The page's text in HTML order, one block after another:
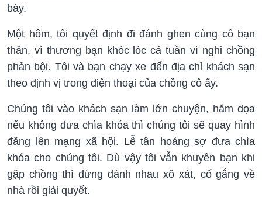
bày.
Một hôm, tôi quyết định đi đánh ghen cùng cô bạn
thân, vì thương bạn khóc lóc cả tuần vì nghi chồng
phản bội. Tôi và bạn chạy xe đến địa chỉ khách sạn
theo định vị trong điện thoại của chồng cô ấy.
Chúng tôi vào khách sạn làm lớn chuyện, hăm dọa
nếu không đưa chìa khóa thì chúng tôi sẽ quay hình
đăng lên mạng xã hội. Lễ tân hoảng sợ đưa chìa
khóa cho chúng tôi. Dù vậy tôi vẫn khuyên bạn khi
gặp chồng thì đừng đánh nhau xô xát, cố gắng về
nhà rồi giải quyết.